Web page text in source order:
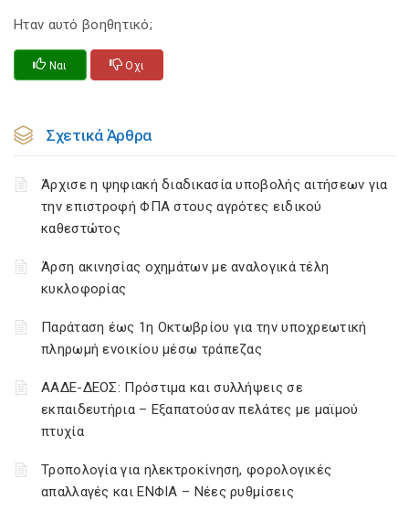
Ηταν αυτό βοηθητικό;
Ναι Οχι
Σχετικά Άρθρα
Άρχισε η ψηφιακή διαδικασία υποβολής αιτήσεων για
την επιστροφή ΦΠΑ στους αγρότες ειδικού
καθεστώτος
Άρση ακινησίας οχημάτων με αναλογικά τέλη
κυκλοφορίας
Παράταση έως 1η Οκτωβρίου για την υποχρεωτική
πληρωμή ενοικίου μέσω τράπεζας
ΑΑΔΕ-ΔΕΟΣ: Πρόστιμα και συλλήψεις σε
εκπαιδευτήρια – Εξαπατούσαν πελάτες με μαϊμού
πτυχία
Τροπολογία για ηλεκτροκίνηση, φορολογικές
απαλλαγές και ΕΝΦΙΑ – Νέες ρυθμίσεις